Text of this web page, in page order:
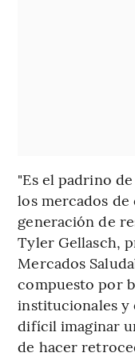
"Es el padrino
los mercados
generación de
Tyler Gellasch,
Mercados
compuesto por
institucionales y
difícil imaginar
de hacer